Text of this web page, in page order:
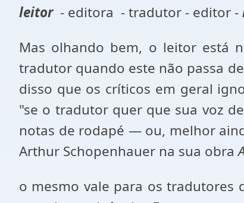
leitor- editora - tradutor - editor -
Mas olhando bem, o leitor está
tradutor quando este não passa
disso que os críticos em geral
"se o tradutor quer que sua voz
notas de rodapé — ou, melhor
Arthur Schopenhauer na sua obra
o mesmo vale para os tradutores